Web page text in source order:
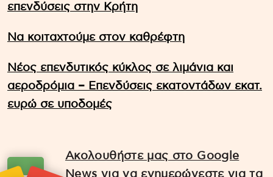
επενδύσεις στην Κρήτη
Να κοιταχτούμε στον καθρέφτη
Νέος επενδυτικός κύκλος σε λιμάνια και
αεροδρόμια – Επενδύσεις εκατοντάδων εκατ.
ευρώ σε υποδομές
Ακολουθήστε μας στο Google
News για να ενημερώνεστε για τα